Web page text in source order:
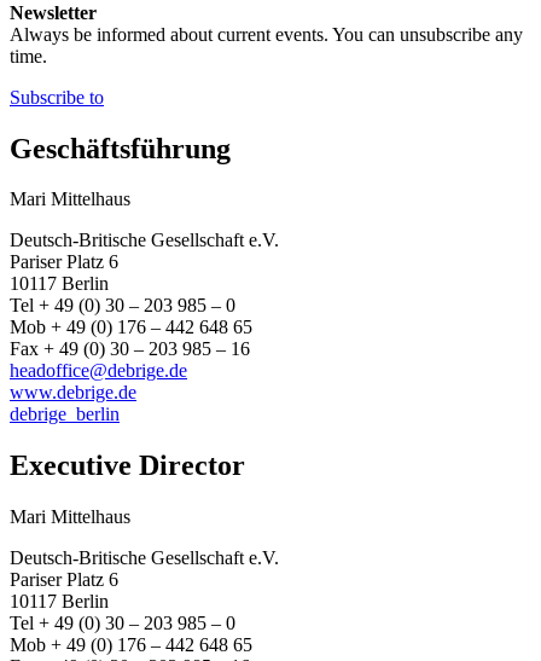
Newsletter
Always be informed about current events. You can unsubscribe any
time.
Subscribe to
Geschäftsführung
Mari Mittelhaus
Deutsch-Britische Gesellschaft e.V.
Pariser Platz 6
10117 Berlin
Tel + 49 (0) 30 – 203 985 – 0
Mob + 49 (0) 176 – 442 648 65
Fax + 49 (0) 30 – 203 985 – 16
headoffice@debrige.de
www.debrige.de
debrige_berlin
Executive Director
Mari Mittelhaus
Deutsch-Britische Gesellschaft e.V.
Pariser Platz 6
10117 Berlin
Tel + 49 (0) 30 – 203 985 – 0
Mob + 49 (0) 176 – 442 648 65